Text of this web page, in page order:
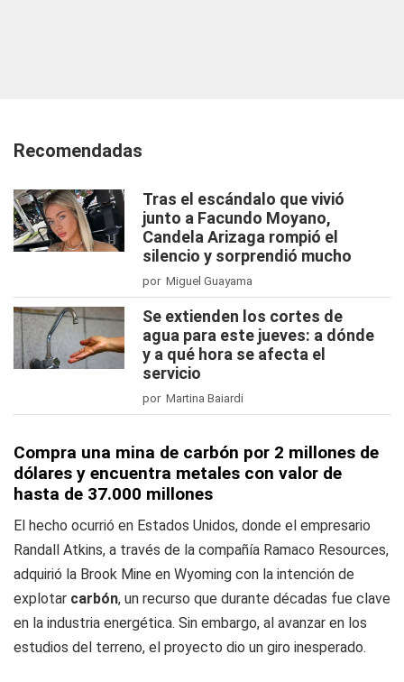
Recomendadas
Tras el escándalo que vivió
junto a Facundo Moyano,
Candela Arizaga rompió el
silencio y sorprendió mucho
por Miguel Guayama
Se extienden los cortes de
agua para este jueves: a dónde
y a qué hora se afecta el
servicio
por Martina Baiardi
Compra una mina de carbón por 2 millones de
dólares y encuentra metales con valor de
hasta de 37.000 millones
El hecho ocurrió en Estados Unidos, donde el empresario
Randall Atkins, a través de la compañía Ramaco Resources,
adquirió la Brook Mine en Wyoming con la intención de
explotar carbón, un recurso que durante décadas fue clave
en la industria energética. Sin embargo, al avanzar en los
estudios del terreno, el proyecto dio un giro inesperado.